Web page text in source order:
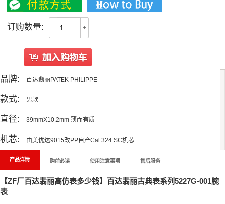
订购数量: - +
品牌: 百达翡丽PATEK PHILIPPE
款式: 男款
直径: 39mmX10.2mm 薄而有质
机芯: 由美优达9015改PP自产Cal.324 SC机芯
产品详情 购前必读 使用注意事项 售后服务
【ZF厂百达翡丽高仿表多少钱】百达翡丽古典表系列5227G-001腕
表